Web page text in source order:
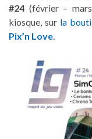
#24 (février –
kiosque, sur la
Pix’n Love.